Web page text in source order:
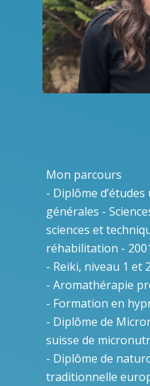
Mon parcours
- Diplôme
générales -
sciences et
réhabilitation -
- Reiki, niveau 1 et
- Aromathérapie
- Formation en
- Diplôme de
suisse de
- Diplôme de
traditionnelle